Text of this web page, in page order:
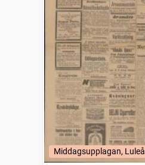
Middagsupplagan, Luleå